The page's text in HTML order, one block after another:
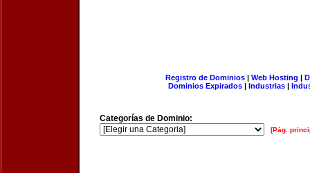
Registro de Dominios| Web Hosting |
Dominios Expirados | Industrias |
Categorías de Dominio:
[Pág.